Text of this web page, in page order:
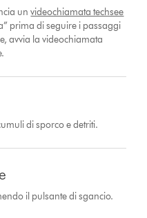
unvideochiamata techsee
prima di seguire i passaggi
avvia la videochiamata
di sporco e detriti.
il pulsante di sgancio.